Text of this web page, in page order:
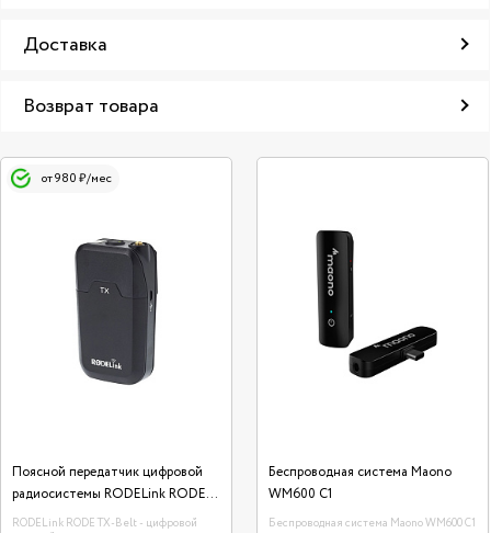
Доставка
Возврат товара
от 980 ₽/мес
Поясной передатчик цифровой
радиосистемы RODELink RODE
TX-Belt
RODELink RODE TX-Belt - цифровой
Беcпроводная система Maono
WM600 C1
Беcпроводная система Maono WM600 C1